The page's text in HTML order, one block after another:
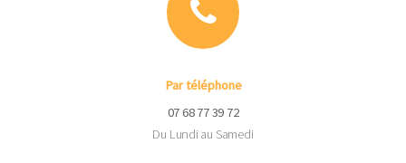
Par téléphone
07 68 77 39 72
Du Lundi au Samedi